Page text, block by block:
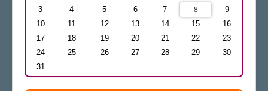
3
4 5 6 7 8
9
10
11 12 13 14 15
16
17
18 19 20 21 22
23
24
25 26 27 28 29
30
31